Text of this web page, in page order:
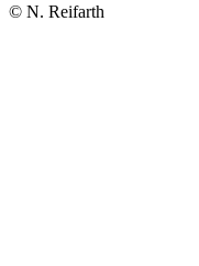
© N. Reifarth